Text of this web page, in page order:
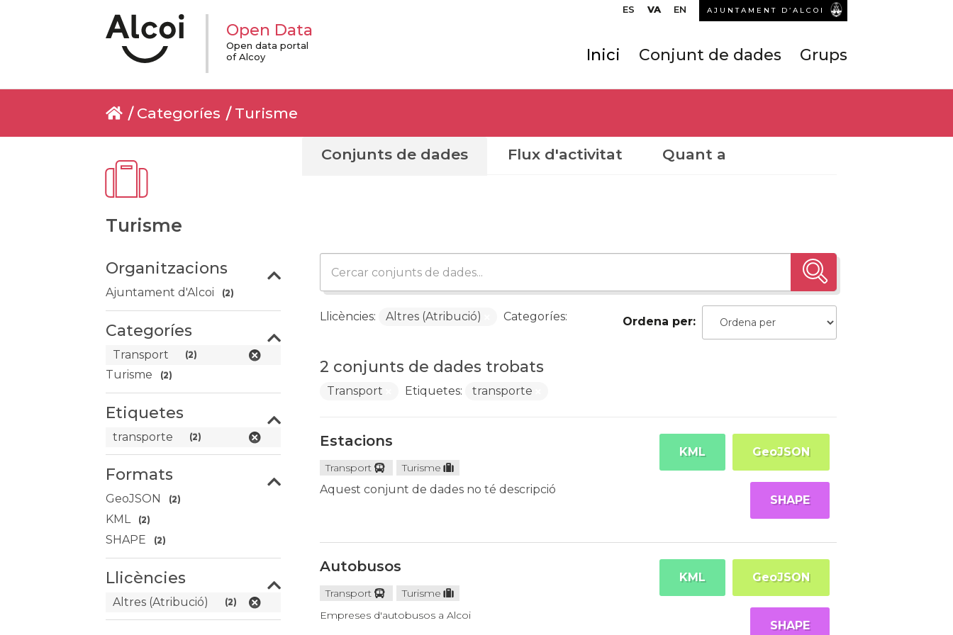
ES VA EN AJUNTAMENT D’ALCOI
Open Data
Open data portal
of Alcoy
Inici Conjunt de dades Grups
Categoríes Turisme
Turisme
Organitzacions
Ajuntament d'Alcoi (2)
Categoríes
Transport (2)
Turisme (2)
Etiquetes
transporte (2)
Formats
GeoJSON (2)
KML (2)
SHAPE (2)
Llicències
Altres (Atribució) (2)
Conjunts de dades Flux d'activitat Quant a
Ordena per
2 conjunts de dades trobats
Llicències: Altres (Atribució) Categoríes:
Transport Etiquetes: transporte
Estacions
Transport Turisme
Aquest conjunt de dades no té descripció
GeoJSON
KML
SHAPE
Autobusos
Transport
Turisme
Empreses d'autobusos a Alcoi
GeoJSON
KML
SHAPE